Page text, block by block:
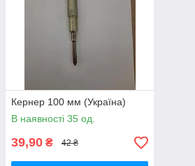
Кернер 100 мм (Україна)
В наявності 35 од.
39,90 ₴ 42 ₴